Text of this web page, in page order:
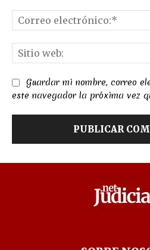
Guardar mi nombre, correo
este navegador la próxima vez